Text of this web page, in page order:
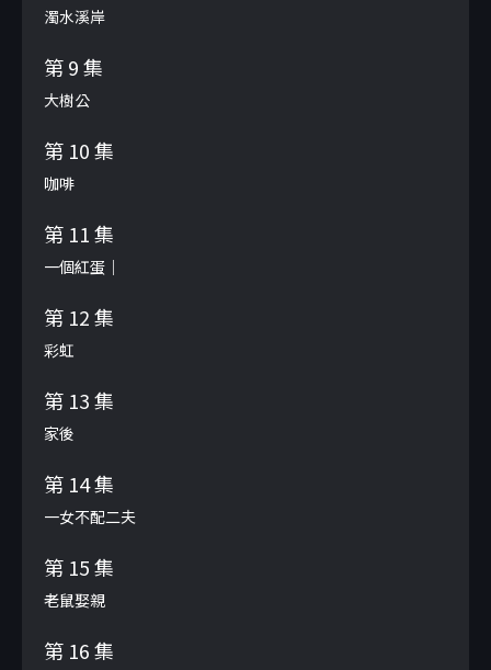
濁水溪岸
第 9 集
大樹公
第 10 集
咖啡
第 11 集
一個紅蛋｜
第 12 集
彩虹
第 13 集
家後
第 14 集
一女不配二夫
第 15 集
老鼠娶親
第 16 集